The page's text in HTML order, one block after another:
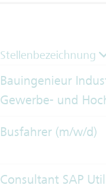
Stellenbezeichnung
Bauingenieur
Gewerbe- und
Busfahrer (m/w/d)
Consultant SAP